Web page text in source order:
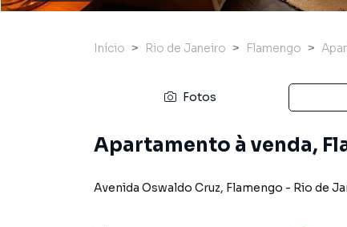
Início Rio de Janeiro Flamengo
Fotos
Apartamento à venda,
Avenida Oswaldo Cruz, Flamengo - Rio de